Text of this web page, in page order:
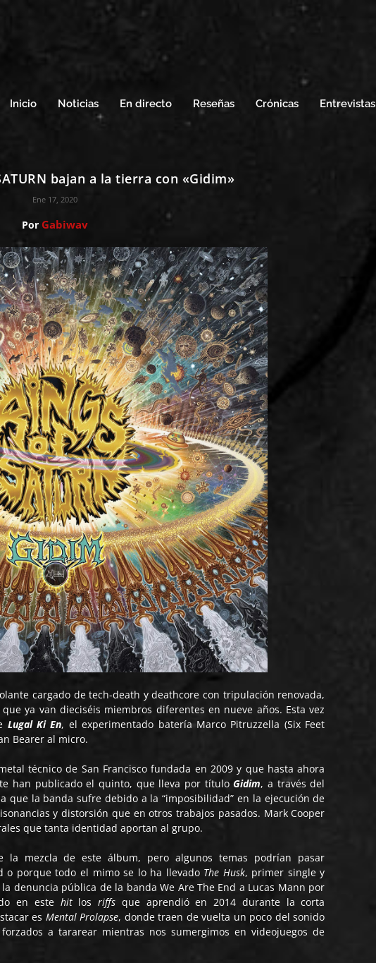
Inicio Noticias En directo Reseñas Crónicas Entrevistas
bajan a la tierra con «Gidim»
Ene 17, 2020
Por Gabiwav
cargado de tech-death y deathcore con tripulación renovada,
ya van dieciséis miembros diferentes en nueve años. Esta vez
Lugal Ki En​, el experimentado batería Marco Pitruzzella (Six Feet
Bearer al micro.
técnico de San Francisco fundada en 2009 y que hasta ahora
han publicado el quinto, que lleva por títuloGidim, a través del
que la banda sufre debido a la “imposibilidad” en la ejecución de
y distorsión que en otros trabajos pasados. Mark Cooper
que tanta identidad aportan al grupo.
mezcla de este álbum, pero algunos temas podrían pasar
o porque todo el mimo se lo ha llevado The Husk, primer single y
denuncia pública de la banda We Are The End a Lucas Mann por
en este hitlosriffs que aprendió en 2014 durante la corta
es Mental Prolapse, donde traen de vuelta un poco del sonido
forzados a tararear mientras nos sumergimos en videojuegos de